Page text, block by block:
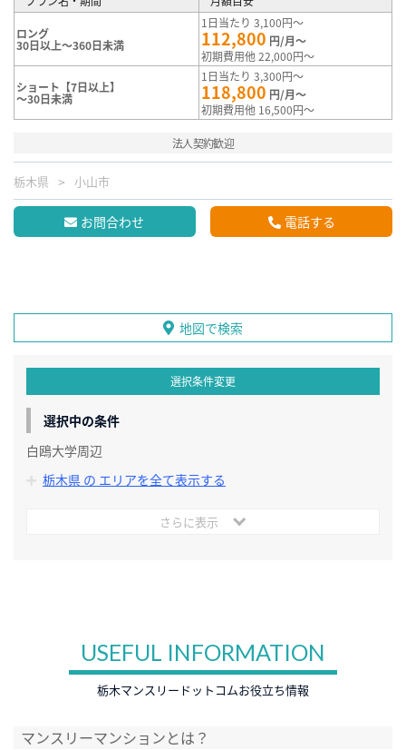
ロング
30日以上～360日未満
1日当たり 3,100円～
112,800 円/月～
初期費用他 22,000円～
ショート【7日以上】
～30日未満
1日当たり 3,300円～
118,800 円/月～
初期費用他 16,500円～
法人契約歓迎
栃木県 小山市
お問合わせ 電話する
地図で検索
選択条件変更
選択中の条件
白鴎大学周辺
栃木県 の エリアを全て表示する
さらに表示
USEFUL INFORMATION
栃木マンスリードットコムお役立ち情報
マンスリーマンションとは？